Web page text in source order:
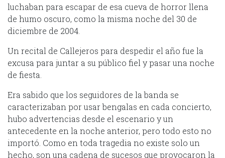
luchaban para escapar de esa cueva de horror llena
de humo oscuro, como la misma noche del 30 de
diciembre de 2004.
Un recital de Callejeros para despedir el año fue la
excusa para juntar a su público fiel y pasar una noche
de fiesta.
Era sabido que los seguidores de la banda se
caracterizaban por usar bengalas en cada concierto,
hubo advertencias desde el escenario y un
antecedente en la noche anterior, pero todo esto no
importó. Como en toda tragedia no existe solo un
hecho, son una cadena de sucesos que provocaron la